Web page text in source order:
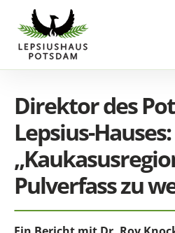
Direktor des
Lepsius-Hauses:
Pulverfass zu